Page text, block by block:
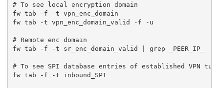
# To see local encryption domain
fw tab -f -t vpn_enc_domain
fw tab -t vpn_enc_domain_valid -f -u
# Remote enc domain
fw tab -f -t sr_enc_domain_valid | grep _PEER_IP_
# To see SPI database entries of established VPN
fw tab -f -t inbound_SPI